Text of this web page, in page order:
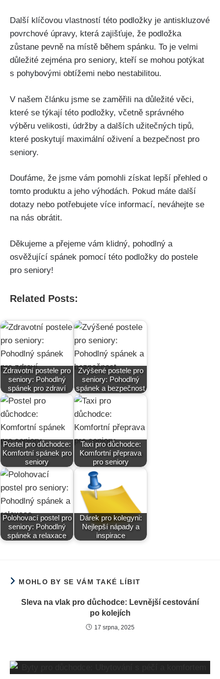
Další klíčovou vlastností této podložky je antiskluzové
povrchové úpravy, která zajišťuje, ⁤že podložka
zůstane pevně na místě​ během spánku. To je ⁢velmi
důležité zejména pro seniory, kteří se ⁣mohou potýkat
⁣s pohybovými obtížemi nebo nestabilitou.
V našem článku jsme⁤ se zaměřili na důležité věci,
které se týkají této podložky,⁤ včetně správného
výběru velikosti, údržby ⁢a dalších užitečných tipů,
‍které ‌poskytují maximální oživení a bezpečnost pro
seniory.
Doufáme, že jsme vám​ pomohli získat lepší přehled o
tomto produktu a jeho ⁢výhodách. Pokud máte další
dotazy nebo potřebujete více informací, neváhejte ‌se
⁢na nás obrátit.
Děkujeme a přejeme vám klidný, pohodlný a
osvěžující spánek⁣ pomocí ⁣této podložky do postele
pro seniory!
Related Posts:
Zdravotní postele pro
seniory: Pohodlný
spánek pro zdraví
Zvýšené postele pro
seniory: Pohodlný
spánek a bezpečnost
Postel pro důchodce:
Komfortní spánek pro
seniory
Taxi pro důchodce:
Komfortní přeprava
pro seniory
Polohovací postel pro
seniory: Pohodlný
spánek a relaxace
Dárek pro kolegyni:
Nejlepší nápady a
inspirace
MOHLO BY SE VÁM TAKÉ LÍBIT
Sleva na vlak pro důchodce: Levnější cestování
po kolejích
17 srpna, 2025